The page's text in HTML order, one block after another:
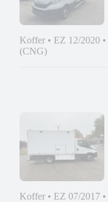
Koffer • EZ 12/2020 •
(CNG)
Koffer • EZ 07/2017 •